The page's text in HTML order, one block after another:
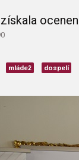
mládež dospelí